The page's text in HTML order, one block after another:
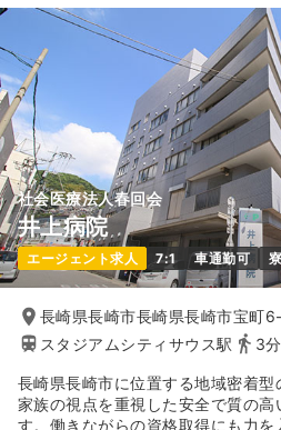
社会医療法人春回会
井上病院
エージェント求人 7:1 車通勤可 寮
長崎県長崎市長崎県長崎市宝町
スタジアムシティサウス駅
3分
長崎県長崎市に位置する地域密着
家族の視点を重視した安全で質の高
す。働きながらの資格取得にも力を